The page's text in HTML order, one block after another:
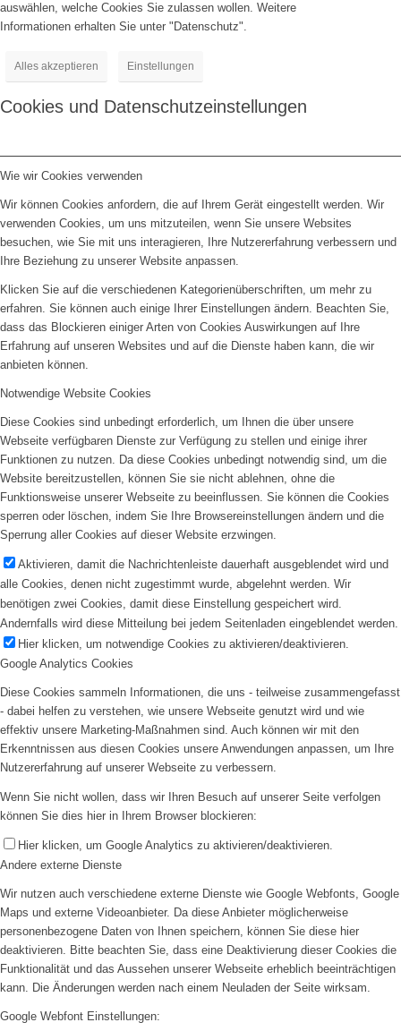
auswählen, welche Cookies Sie zulassen wollen. Weitere
Informationen erhalten Sie unter "Datenschutz".
Alles akzeptieren Einstellungen
Cookies und Datenschutzeinstellungen
Wie wir Cookies verwenden
Wir können Cookies anfordern, die auf Ihrem Gerät eingestellt werden. Wir
verwenden Cookies, um uns mitzuteilen, wenn Sie unsere Websites
besuchen, wie Sie mit uns interagieren, Ihre Nutzererfahrung verbessern und
Ihre Beziehung zu unserer Website anpassen.
Klicken Sie auf die verschiedenen Kategorienüberschriften, um mehr zu
erfahren. Sie können auch einige Ihrer Einstellungen ändern. Beachten Sie,
dass das Blockieren einiger Arten von Cookies Auswirkungen auf Ihre
Erfahrung auf unseren Websites und auf die Dienste haben kann, die wir
anbieten können.
Notwendige Website Cookies
Diese Cookies sind unbedingt erforderlich, um Ihnen die über unsere
Webseite verfügbaren Dienste zur Verfügung zu stellen und einige ihrer
Funktionen zu nutzen. Da diese Cookies unbedingt notwendig sind, um die
Website bereitzustellen, können Sie sie nicht ablehnen, ohne die
Funktionsweise unserer Webseite zu beeinflussen. Sie können die Cookies
sperren oder löschen, indem Sie Ihre Browsereinstellungen ändern und die
Sperrung aller Cookies auf dieser Website erzwingen.
Aktivieren, damit die Nachrichtenleiste dauerhaft ausgeblendet wird und
alle Cookies, denen nicht zugestimmt wurde, abgelehnt werden. Wir
benötigen zwei Cookies, damit diese Einstellung gespeichert wird.
Andernfalls wird diese Mitteilung bei jedem Seitenladen eingeblendet werden.
Hier klicken, um notwendige Cookies zu aktivieren/deaktivieren.
Google Analytics Cookies
Diese Cookies sammeln Informationen, die uns - teilweise zusammengefasst
- dabei helfen zu verstehen, wie unsere Webseite genutzt wird und wie
effektiv unsere Marketing-Maßnahmen sind. Auch können wir mit den
Erkenntnissen aus diesen Cookies unsere Anwendungen anpassen, um Ihre
Nutzererfahrung auf unserer Webseite zu verbessern.
Wenn Sie nicht wollen, dass wir Ihren Besuch auf unserer Seite verfolgen
können Sie dies hier in Ihrem Browser blockieren:
Hier klicken, um Google Analytics zu aktivieren/deaktivieren.
Andere externe Dienste
Wir nutzen auch verschiedene externe Dienste wie Google Webfonts, Google
Maps und externe Videoanbieter. Da diese Anbieter möglicherweise
personenbezogene Daten von Ihnen speichern, können Sie diese hier
deaktivieren. Bitte beachten Sie, dass eine Deaktivierung dieser Cookies die
Funktionalität und das Aussehen unserer Webseite erheblich beeinträchtigen
kann. Die Änderungen werden nach einem Neuladen der Seite wirksam.
Google Webfont Einstellungen: